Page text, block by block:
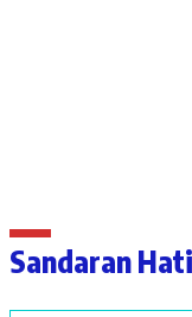
Sandaran Hati